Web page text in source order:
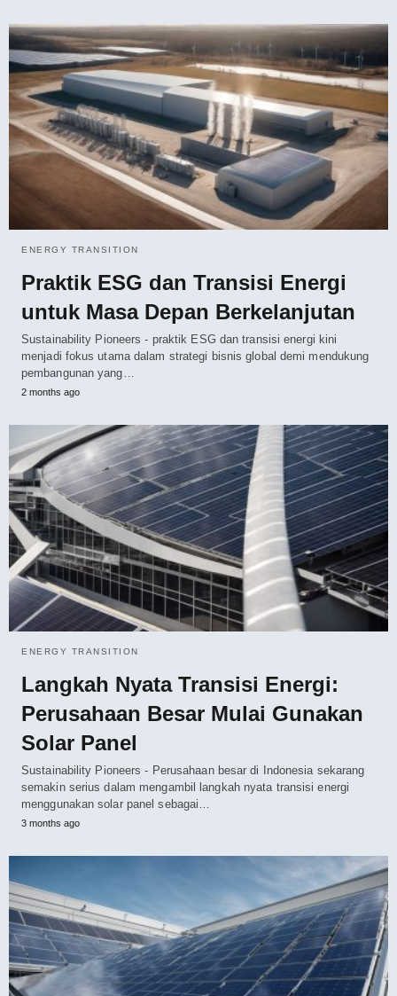
ENERGY TRANSITION
Praktik ESG dan Transisi Energi
untuk Masa Depan Berkelanjutan
Sustainability Pioneers - praktik ESG dan transisi energi kini
menjadi fokus utama dalam strategi bisnis global demi mendukung
pembangunan yang…
2 months ago
ENERGY TRANSITION
Langkah Nyata Transisi Energi:
Perusahaan Besar Mulai Gunakan
Solar Panel
Sustainability Pioneers - Perusahaan besar di Indonesia sekarang
semakin serius dalam mengambil langkah nyata transisi energi
menggunakan solar panel sebagai…
3 months ago